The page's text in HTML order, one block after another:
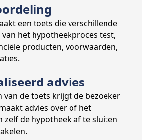
een toets die verschillende
het hypotheekproces test,
producten, voorwaarden,
advies
van de toets krijgt de bezoeker
advies over of het
zelf de hypotheek af te sluiten